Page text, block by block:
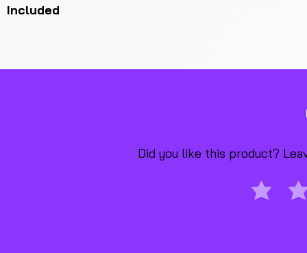
Included
Did you like this product?